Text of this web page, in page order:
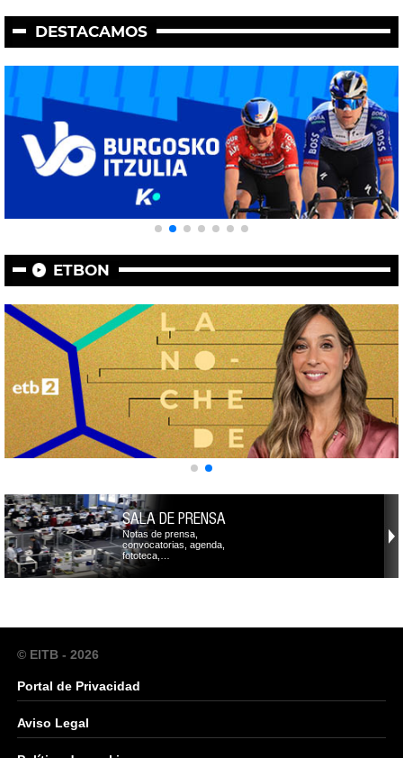
DESTACAMOS
ETBON
SALA DE PRENSA
Notas de prensa,
convocatorias, agenda,
fototeca,…
© EITB - 2026
Portal de Privacidad
Aviso Legal